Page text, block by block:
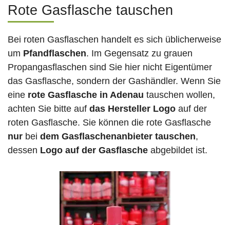
Rote Gasflasche tauschen
Bei roten Gasflaschen handelt es sich üblicherweise
um Pfandflaschen. Im Gegensatz zu grauen
Propangasflaschen sind Sie hier nicht Eigentümer
das Gasflasche, sondern der Gashändler. Wenn Sie
eine rote Gasflasche in Adenau tauschen wollen,
achten Sie bitte auf das Hersteller Logo auf der
roten Gasflasche. Sie können die rote Gasflasche
nur bei dem Gasflaschenanbieter tauschen,
dessen Logo auf der Gasflasche abgebildet ist.